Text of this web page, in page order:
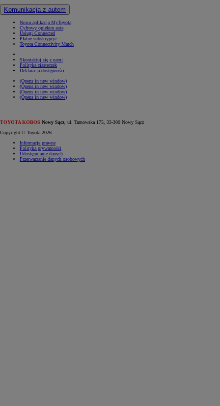
Komunikacja z autem
Nowa aplikacja MyToyota
Cyfrowy opiekun auta
Usługi Connected
Płatne subskrypcje
Toyota Connectivity Match
Skontaktuj się z nami
Polityka ciasteczek
Deklaracja dostępności
(Opens in new window)
(Opens in new window)
(Opens in new window)
(Opens in new window)
TOYOTA KOBOS Nowy Sącz , ul. Tarnowska 175, 33-300 Nowy Sącz
Copyright © Toyota 2026
Informacje prawne
Polityka prywatności
Udostępnianie danych
Przetwarzanie danych osobowych